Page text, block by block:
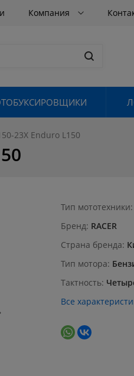
Компания
23X Enduro L150
Тип мототехники
Бренд RACER
Страна бренда
Тип мотора
Тактность
Все